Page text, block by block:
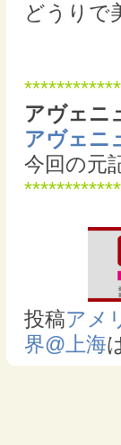
どうりで
アヴェニ
アヴェニ
今回の元
投稿アメ
界@上海